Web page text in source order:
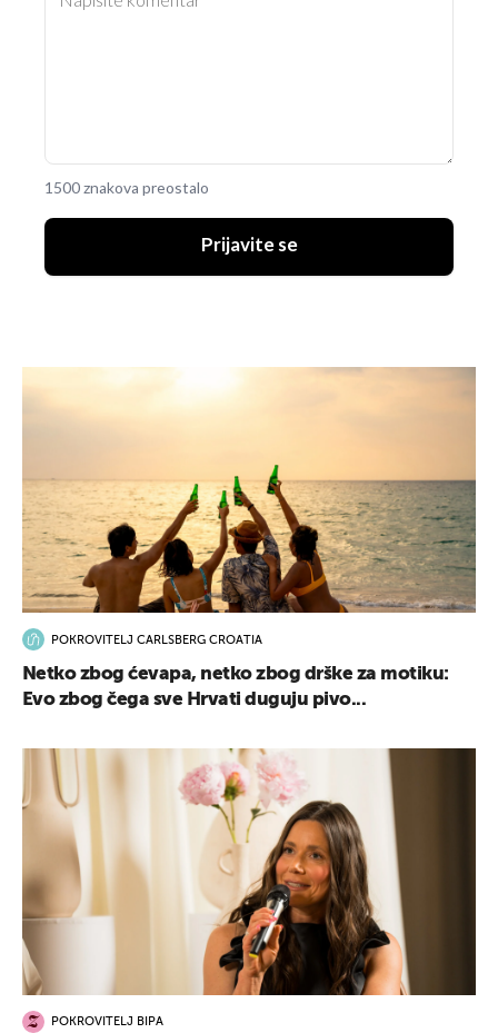
1500 znakova preostalo
Prijavite se
POKROVITELJ CARLSBERG CROATIA
Netko zbog ćevapa, netko zbog drške za motiku:
Evo zbog čega sve Hrvati duguju pivo...
POKROVITELJ BIPA